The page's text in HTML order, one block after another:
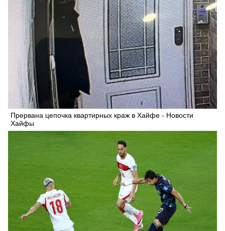
Прервана цепочка квартирных краж в Хайфе - Новости
Хайфы